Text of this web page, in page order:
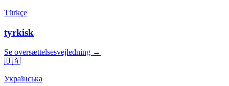
Türkçe
tyrkisk
Se oversættelsesvejledning →
🇺🇦
Українська